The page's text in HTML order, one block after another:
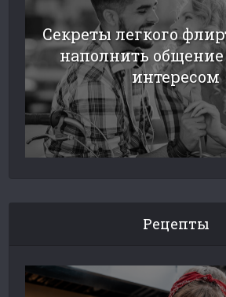
Секреты легкого
наполнить
интересом
Рецепты